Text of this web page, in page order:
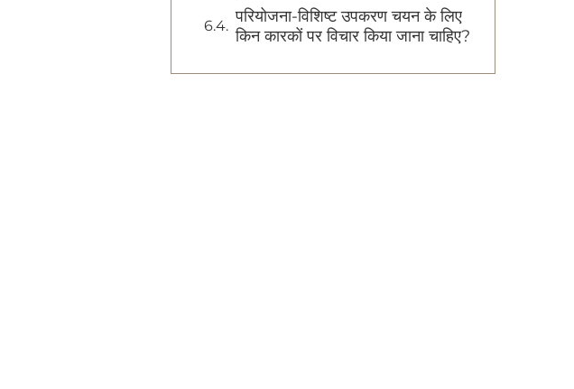
परियोजना-विशिष्ट उपकरण चयन के लिए
किन कारकों पर विचार किया जाना चाहिए?